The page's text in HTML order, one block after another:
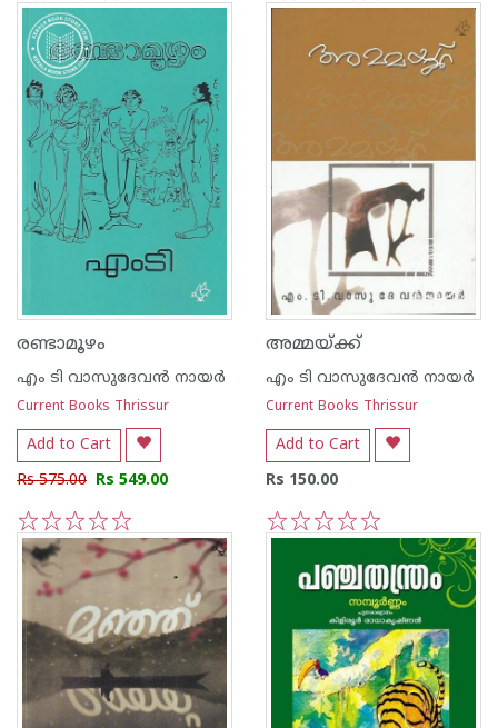
5
4
3
2
1 5
4
3
2
1
രണ്ടാമൂഴം
എം ടി വാസുദേവന്‍ നായര്‍
Current Books Thrissur
Add to Cart
Rs 575.00 Rs 549.00
5
4
3
2
1
അമ്മയ്‌ക്ക്
എം ടി വാസുദേവന്‍ നായര്‍
Current Books Thrissur
Add to Cart
Rs 150.00
5
4
3
2
1